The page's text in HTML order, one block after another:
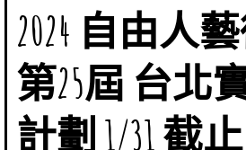
2024 自由人
第25屆 台北
計劃 1/31 截止